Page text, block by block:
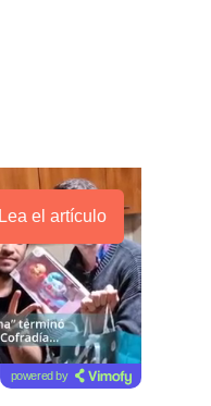
Lea el artículo
powered by